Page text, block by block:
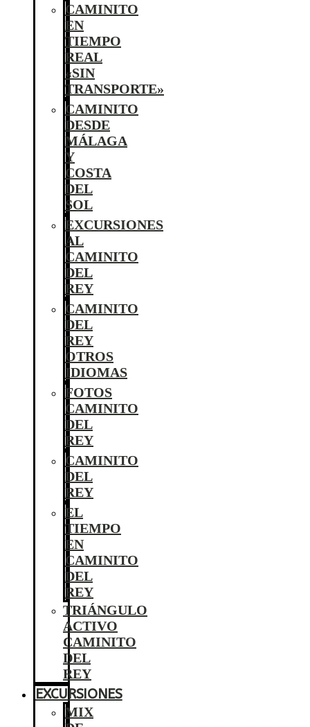
CAMINITO
EN
TIEMPO
REAL
«SIN
TRANSPORTE»
CAMINITO
DESDE
MÁLAGA
Y
COSTA
DEL
SOL
EXCURSIONES
AL
CAMINITO
DEL
REY
CAMINITO
DEL
REY
OTROS
IDIOMAS
FOTOS
CAMINITO
DEL
REY
CAMINITO
DEL
REY
EL
TIEMPO
EN
CAMINITO
DEL
REY
TRIÁNGULO
ACTIVO
CAMINITO
DEL
REY
EXCURSIONES
MIX